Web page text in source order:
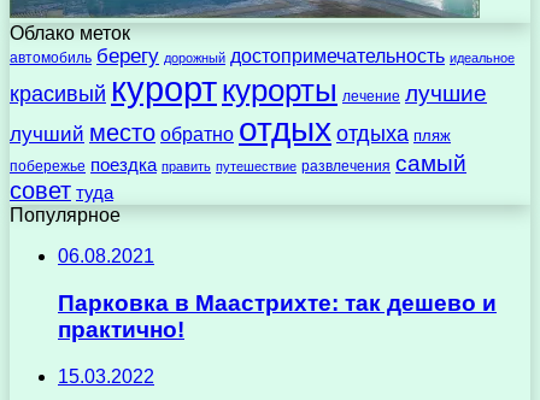
Облако меток
автомобиль берегу дорожный достопримечательность идеальное
красивый курорткурорты лечение лучшие
лучший место обратно отдыхотдыха пляж
побережье поездка править путешествие развлечения самый
совет туда
Популярное
06.08.2021
Парковка в Маастрихте: так дешево и
практично!
15.03.2022